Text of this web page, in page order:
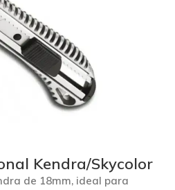
Kendra/Skycolor
de 18mm, ideal para